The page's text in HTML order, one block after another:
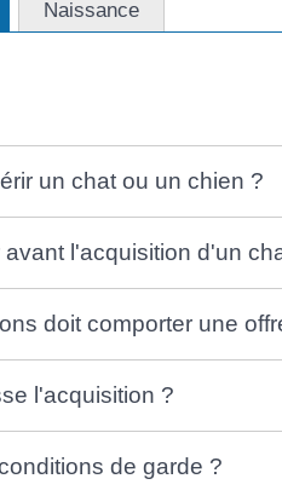
Naissance
un chat ou un chien ?
avant l'acquisition d'un
doit comporter une
l'acquisition ?
de garde ?